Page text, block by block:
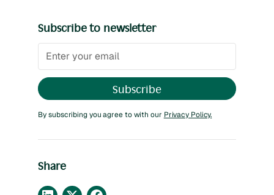
Subscribe to newsletter
By subscribing you agree to with our Privacy Policy.
Share